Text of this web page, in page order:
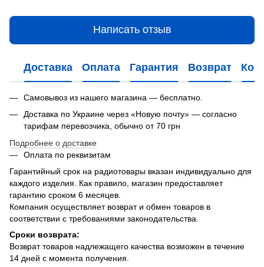
Написать отзыв
Доставка Оплата Гарантия Возврат
Самовывоз из нашего магазина — бесплатно.
Доставка по Украине через «Новую почту» — согласно
тарифам перевозчика, обычно от 70 грн
Подробнее о доставке
Оплата по реквизитам
Гарантийный срок на радиотовары вказан индивидуально для
каждого изделия. Как правило, магазин предоставляет
гарантию сроком 6 месяцев.
Компания осуществляет возврат и обмен товаров в
соответствии с требованиями законодательства.
Сроки возврата:
Возврат товаров надлежащего качества возможен в течение
14 дней с момента получения.